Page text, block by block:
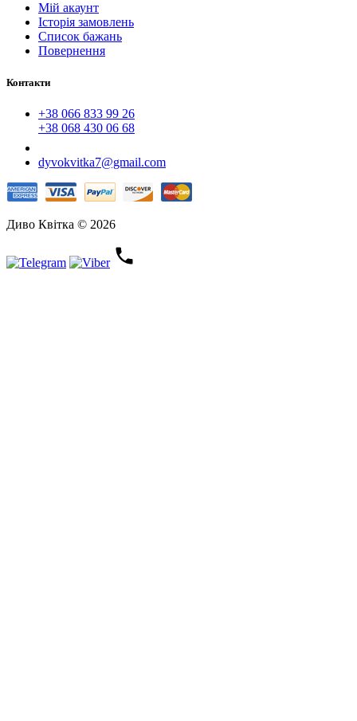
Мій акаунт
Історія замовлень
Список бажань
Повернення
Контакти
+38 066 833 99 26
+38 068 430 06 68
dyvokvitka7@gmail.com
Диво Квітка © 2026